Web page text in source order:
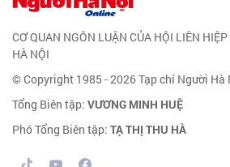
CƠ QUAN NGÔN LUẬN CỦA HỘI LIÊN
HÀ NỘI
© Copyright 1985 - 2026 Tạp chí Người Hà
Tổng Biên tập: VƯƠNG MINH HUỆ
Phó Tổng Biên tập: TẠ THỊ THU HÀ